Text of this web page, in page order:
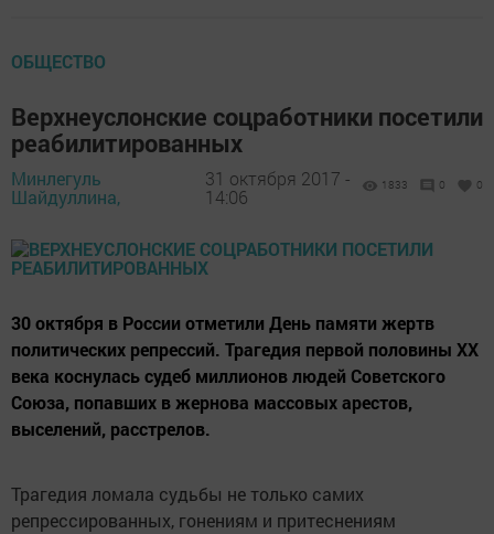
ОБЩЕСТВО
Верхнеуслонские соцработники посетили
реабилитированных
Минлегуль
Шайдуллина,
31 октября 2017 -
14:06
1833 0 0
30 октября в России отметили День памяти жертв
политических репрессий. Трагедия первой половины XX
века коснулась судеб миллионов людей Советского
Союза, попавших в жернова массовых арестов,
выселений, расстрелов.
Трагедия ломала судьбы не только самих
репрессированных, гонениям и притеснениям